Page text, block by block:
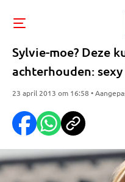
Sylvie-moe? Deze
achterhouden:
23 april 2013 om 16:58 •